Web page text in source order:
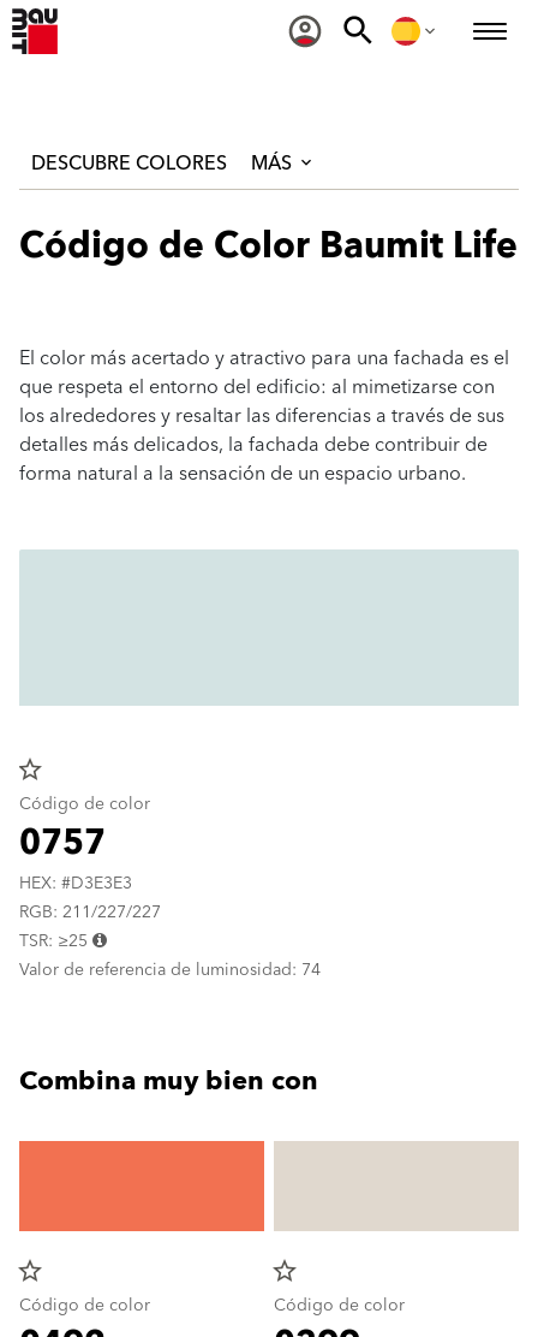
DESCUBRE COLORES MÁS
Código de Color Baumit Life
El color más acertado y atractivo para una fachada es el
que respeta el entorno del edificio: al mimetizarse con
los alrededores y resaltar las diferencias a través de sus
detalles más delicados, la fachada debe contribuir de
forma natural a la sensación de un espacio urbano.
star_border
Código de color
0757
HEX: #D3E3E3
RGB: 211/227/227
TSR: ≥25
Valor de referencia de luminosidad: 74
Combina muy bien con
star_border
Código de color
star_border
Código de color